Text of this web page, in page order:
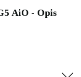
AiO - Opis